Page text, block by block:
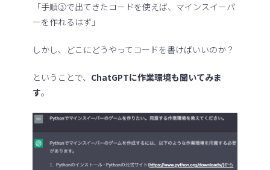
「手順③で出てきたコードを使えば、マインスイーパ
ーを作れるはず」
しかし、どこにどうやってコードを書けばいいのか？
ということで、 ChatGPTに作業環境も聞いてみま
す。